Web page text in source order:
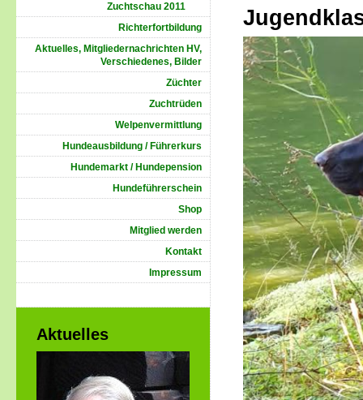
Zuchtschau 2011
Richterfortbildung
Aktuelles, Mitgliedernachrichten HV,
Verschiedenes, Bilder
Züchter
Zuchtrüden
Welpenvermittlung
Hundeausbildung / Führerkurs
Hundemarkt / Hundepension
Hundeführerschein
Shop
Mitglied werden
Kontakt
Impressum
Aktuelles